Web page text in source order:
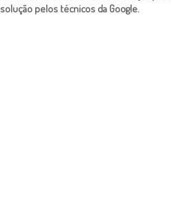
pelos técnicos da Google.